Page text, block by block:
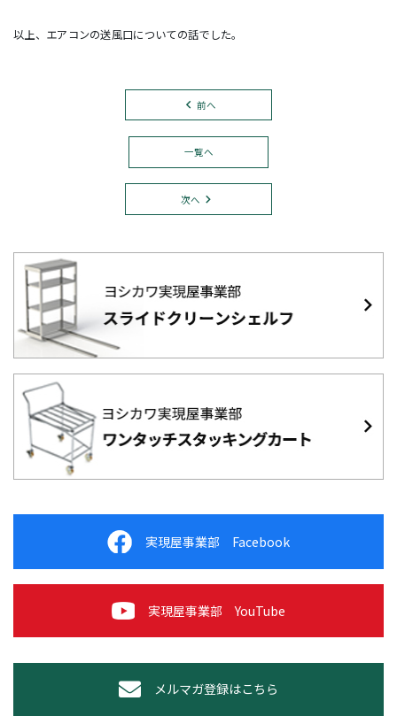
以上、エアコンの送風口についての話でした。
前へ
一覧へ
次へ
実現屋事業部 Facebook
実現屋事業部 YouTube
メルマガ登録はこちら